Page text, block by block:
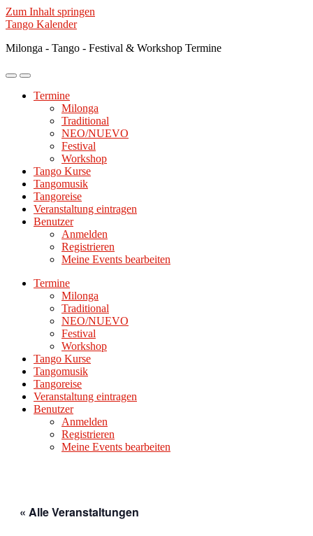
Zum Inhalt springen
Tango Kalender
Milonga - Tango - Festival & Workshop Termine
Mobile-
ein-/ausblenden
Suchfeld
ein-/ausblenden
Termine
Milonga
Traditional
NEO/NUEVO
Festival
Workshop
Tango Kurse
Tangomusik
Tangoreise
Veranstaltung eintragen
Benutzer
Anmelden
Registrieren
Meine Events bearbeiten
Termine
Milonga
Traditional
NEO/NUEVO
Festival
Workshop
Tango Kurse
Tangomusik
Tangoreise
Veranstaltung eintragen
Benutzer
Anmelden
Registrieren
Meine Events bearbeiten
« Alle Veranstaltungen